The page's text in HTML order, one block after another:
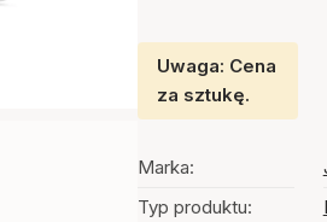
Uwaga: Cena
za sztukę.
Marka:
Typ produktu: